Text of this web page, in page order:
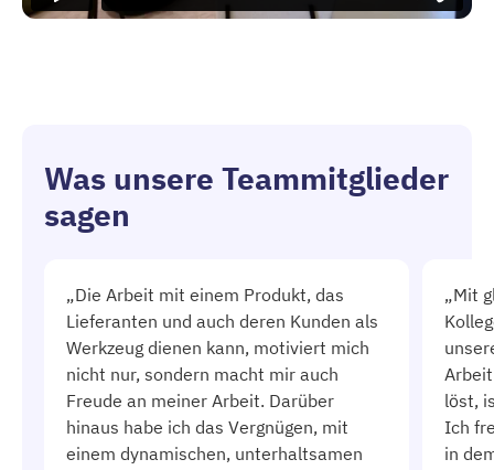
Was unsere Teammitglieder
sagen
„Die Arbeit mit einem Produkt, das
Lieferanten und auch deren Kunden als
Werkzeug dienen kann, motiviert mich
nicht nur, sondern macht mir auch
Freude an meiner Arbeit. Darüber
hinaus habe ich das Vergnügen, mit
einem dynamischen, unterhaltsamen
„Mit
löst,
Ich
in